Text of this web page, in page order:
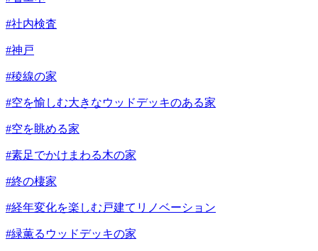
#社内検査
#神戸
#稜線の家
#空を愉しむ大きなウッドデッキのある家
#空を眺める家
#素足でかけまわる木の家
#終の棲家
#経年変化を楽しむ戸建てリノベーション
#緑薫るウッドデッキの家